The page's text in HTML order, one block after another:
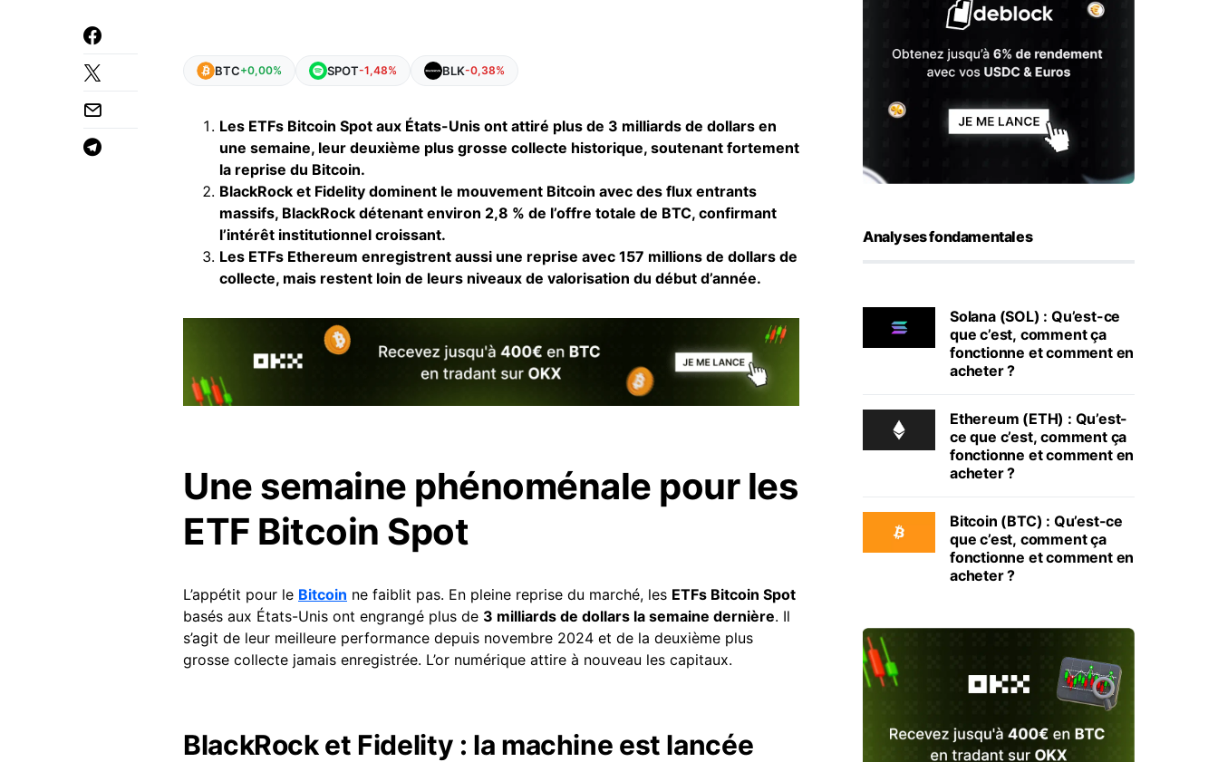
BTC+0,00% SPOT-1,48% BLK-0,38%
Les ETFs Bitcoin Spot aux États-Unis ont attiré plus de 3 milliards de dollars en
une semaine, leur deuxième plus grosse collecte historique, soutenant fortement
la reprise du Bitcoin.
BlackRock et Fidelity dominent le mouvement Bitcoin avec des flux entrants
massifs, BlackRock détenant environ 2,8 % de l’offre totale de BTC, confirmant
l’intérêt institutionnel croissant.
Les ETFs Ethereum enregistrent aussi une reprise avec 157 millions de dollars de
collecte, mais restent loin de leurs niveaux de valorisation du début d’année.
Une semaine phénoménale pour les
ETF Bitcoin Spot
L’appétit pour le Bitcoin ne faiblit pas. En pleine reprise du marché, les ETFs Bitcoin Spot
basés aux États-Unis ont engrangé plus de 3 milliards de dollars la semaine dernière. Il
s’agit de leur meilleure performance depuis novembre 2024 et de la deuxième plus
grosse collecte jamais enregistrée. L’or numérique attire à nouveau les capitaux.
BlackRock et Fidelity : la machine est lancée
Analyses fondamentales
Solana (SOL) : Qu’est-ce
que c’est, comment ça
fonctionne et comment en
acheter ?
Ethereum (ETH) : Qu’est-
ce que c’est, comment ça
fonctionne et comment en
acheter ?
Bitcoin (BTC) : Qu’est-ce
que c’est, comment ça
fonctionne et comment en
acheter ?